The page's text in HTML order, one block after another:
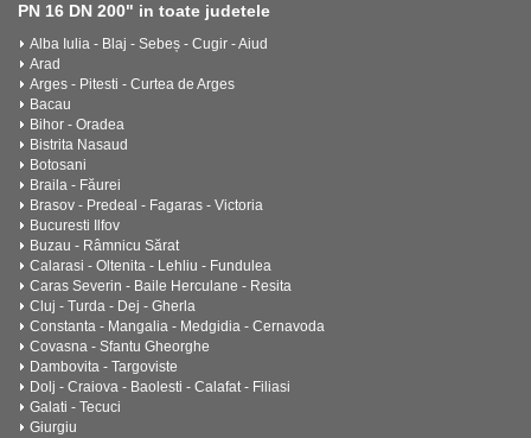
PN 16 DN 200" in toate judetele
Alba Iulia - Blaj - Sebeș - Cugir - Aiud
Arad
Arges - Pitesti - Curtea de Arges
Bacau
Bihor - Oradea
Bistrita Nasaud
Botosani
Braila - Făurei
Brasov - Predeal - Fagaras - Victoria
Bucuresti Ilfov
Buzau - Râmnicu Sărat
Calarasi - Oltenita - Lehliu - Fundulea
Caras Severin - Baile Herculane - Resita
Cluj - Turda - Dej - Gherla
Constanta - Mangalia - Medgidia - Cernavoda
Covasna - Sfantu Gheorghe
Dambovita - Targoviste
Dolj - Craiova - Baolesti - Calafat - Filiasi
Galati - Tecuci
Giurgiu